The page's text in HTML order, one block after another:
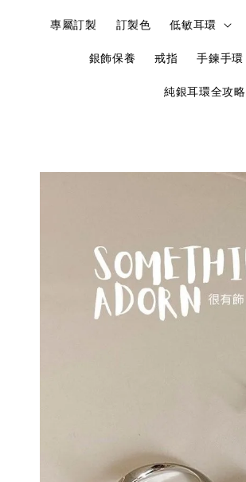
專屬訂製 訂製色 低敏耳環
銀飾保養 戒指 手鍊手環
純銀耳環全攻略